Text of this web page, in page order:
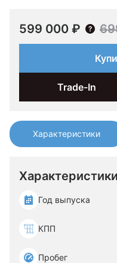
Характеристики
Характеристики
Год выпуска
КПП
Пробег
599 000 ₽
Trade-In